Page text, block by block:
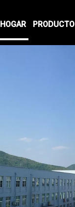
HOGAR PRODUCTO